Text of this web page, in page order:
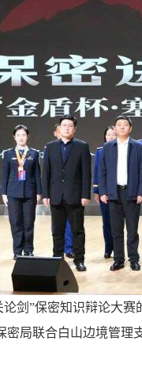
论剑”保密知识辩论大
密局联合白山边境管理